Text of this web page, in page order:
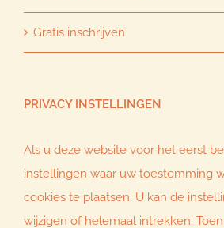
Gratis inschrijven
PRIVACY INSTELLINGEN
Als u deze website voor het eerst
instellingen waar uw toestemming
cookies te plaatsen. U kan de
wijzigen of helemaal intrekken: